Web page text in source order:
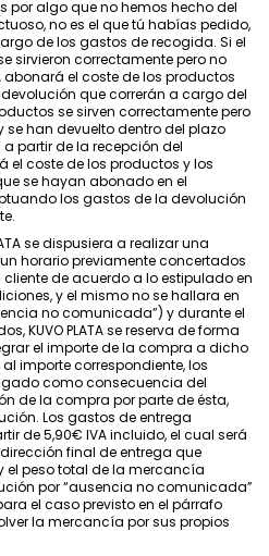
por algo que no hemos hecho del
no es el que tú habías pedido,
de los gastos de recogida. Si el
sirvieron correctamente pero no
abonará el coste de los productos
que correrán a cargo del
se sirven correctamente pero
han devuelto dentro del plazo
partir de la recepción del
el coste de los productos y los
se hayan abonado en el
los gastos de la devolución
se dispusiera a realizar una
horario previamente concertados
de acuerdo a lo estipulado en
y el mismo no se hallara en
no comunicada”) y durante el
KUVO PLATA se reserva de forma
el importe de la compra a dicho
importe correspondiente, los
como consecuencia del
de la compra por parte de ésta,
Los gastos de entrega
de 5,90€ IVA incluido, el cual será
final de entrega que
el peso total de la mercancía
por “ausencia no comunicada”
el caso previsto en el párrafo
la mercancía por sus propios